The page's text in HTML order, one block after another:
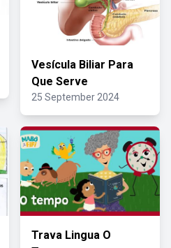
Vesícula Biliar Para
Que Serve
25 September 2024
Trava Lingua O